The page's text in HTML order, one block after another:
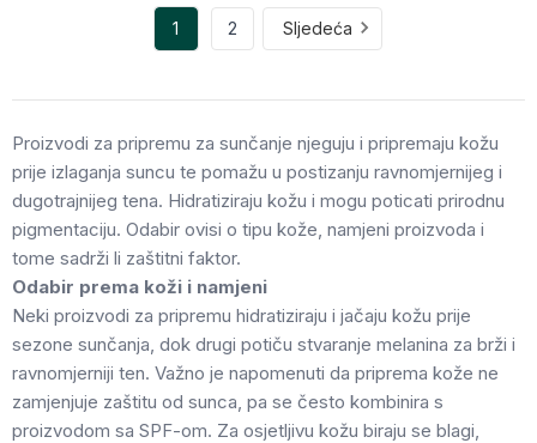
1 2 Sljedeća
Proizvodi za pripremu za sunčanje njeguju i pripremaju kožu
prije izlaganja suncu te pomažu u postizanju ravnomjernijeg i
dugotrajnijeg tena. Hidratiziraju kožu i mogu poticati prirodnu
pigmentaciju. Odabir ovisi o tipu kože, namjeni proizvoda i
tome sadrži li zaštitni faktor.
Odabir prema koži i namjeni
Neki proizvodi za pripremu hidratiziraju i jačaju kožu prije
sezone sunčanja, dok drugi potiču stvaranje melanina za brži i
ravnomjerniji ten. Važno je napomenuti da priprema kože ne
zamjenjuje zaštitu od sunca, pa se često kombinira s
proizvodom sa SPF-om. Za osjetljivu kožu biraju se blagi,